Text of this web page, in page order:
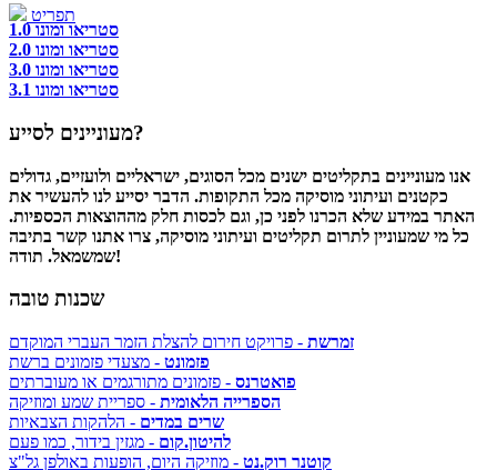
תפריט
סטריאו ומונו 1.0
סטריאו ומונו 2.0
סטריאו ומונו 3.0
סטריאו ומונו 3.1
מעוניינים לסייע?
אנו מעוניינים בתקליטים ישנים מכל הסוגים, ישראליים ולועזיים, גדולים
כקטנים ועיתוני מוסיקה מכל התקופות. הדבר יסייע לנו להעשיר את
האתר במידע שלא הכרנו לפני כן, וגם לכסות חלק מההוצאות הכספיות.
כל מי שמעוניין לתרום תקליטים ועיתוני מוסיקה, צרו אתנו קשר בתיבה
שמשמאל. תודה!
שכנות טובה
זמרשת - פרויקט חירום להצלת הזמר העברי המוקדם
פזמונט - מצעדי פזמונים ברשת
פואטרנס - פזמונים מתורגמים או מעוברתים
הספרייה הלאומית - ספריית שמע ומוזיקה
שרים במדים - הלהקות הצבאיות
להיטון.קום - מגזין בידור, כמו פעם
קוטנר רוק.נט - מוזיקה היום, הופעות באולפן גל"צ